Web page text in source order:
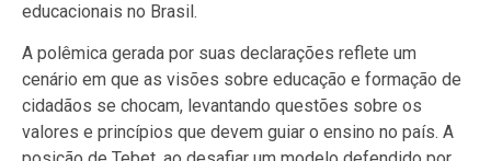
educacionais no Brasil.
A polêmica gerada por suas declarações reflete um
cenário em que as visões sobre educação e formação de
cidadãos se chocam, levantando questões sobre os
valores e princípios que devem guiar o ensino no país. A